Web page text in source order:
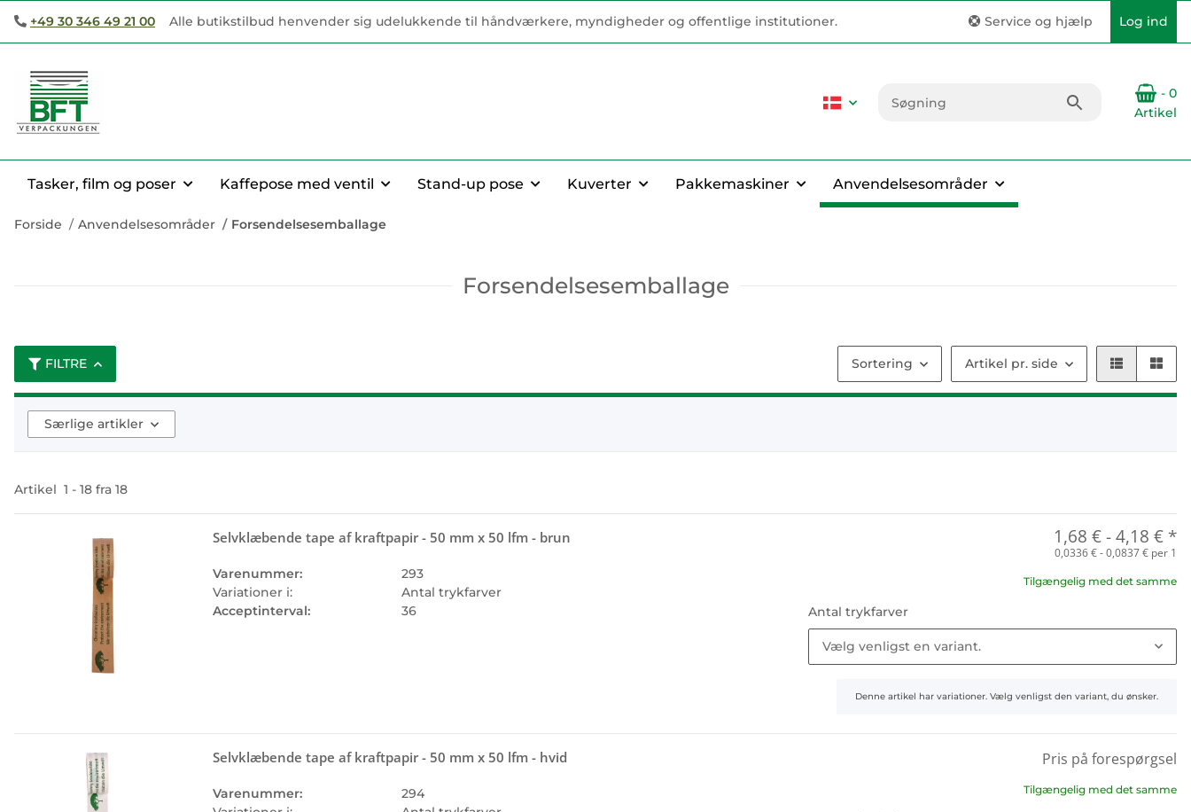
+49 30 346 49 21 00 Alle butikstilbud henvender sig udelukkende til håndværkere, myndigheder og offentlige institutioner. Service og hjælp Log ind
- 0
Artikel
Tasker, film og poser Kaffepose med ventil Stand-up pose Kuverter Pakkemaskiner Anvendelsesområder
Forside Anvendelsesområder Forsendelsesemballage
Forsendelsesemballage
FILTRE Sortering Artikel pr. side
Særlige artikler
Artikel 1 - 18 fra 18
Selvklæbende tape af kraftpapir - 50 mm x 50 lfm - brun
Varenummer:
293
Variationer i:
Antal trykfarver
Acceptinterval:
36
1,68 €-4,18 € *
0,0336 € - 0,0837 € per 1
Tilgængelig med det samme
Antal trykfarver
Vælg venligst en variant.
x
Denne artikel har variationer. Vælg venligst den variant, du ønsker.
Selvklæbende tape af kraftpapir - 50 mm x 50 lfm - hvid
Varenummer:
294
Pris på forespørgsel
Tilgængelig med det samme